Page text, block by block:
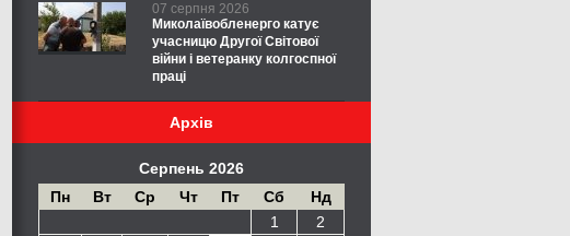
07 серпня 2026
Миколаївобленерго катує
учасницю Другої Світової
війни і ветеранку колгоспної
праці
Архів
Серпень 2026
Пн
Вт Ср Чт Пт Сб
Нд
1
2